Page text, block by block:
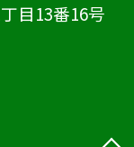
目13番16号